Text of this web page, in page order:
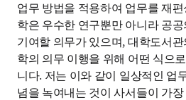
업무 방법을 적용하여 업무를 재
학은 우수한 연구뿐만 아니라 공
기여할 의무가 있으며, 대학도서
학의 의무 이행을 위해 어떤 식으
니다. 저는 이와 같이 일상적인 업
념을 녹여내는 것이 사서들이 가